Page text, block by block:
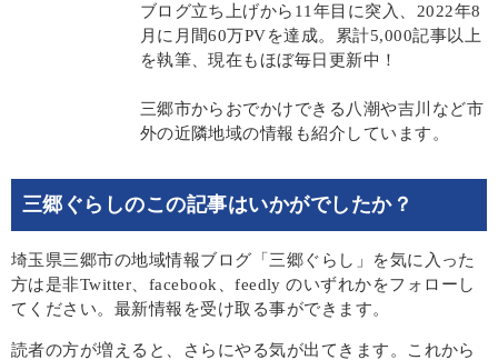
ブログ立ち上げから11年目に突入、2022年8
月に月間60万PVを達成。累計5,000記事以上
を執筆、現在もほぼ毎日更新中！
三郷市からおでかけできる八潮や吉川など市
外の近隣地域の情報も紹介しています。
三郷ぐらしのこの記事はいかがでしたか？
埼玉県三郷市の地域情報ブログ「三郷ぐらし」を気に入った
方は是非Twitter、facebook、feedly のいずれかをフォローし
てください。最新情報を受け取る事ができます。
読者の方が増えると、さらにやる気が出てきます。これから